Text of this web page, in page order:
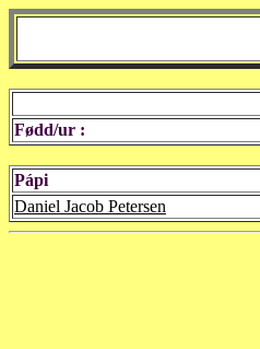
Fødd/ur :
Pápi
Daniel Jacob Petersen